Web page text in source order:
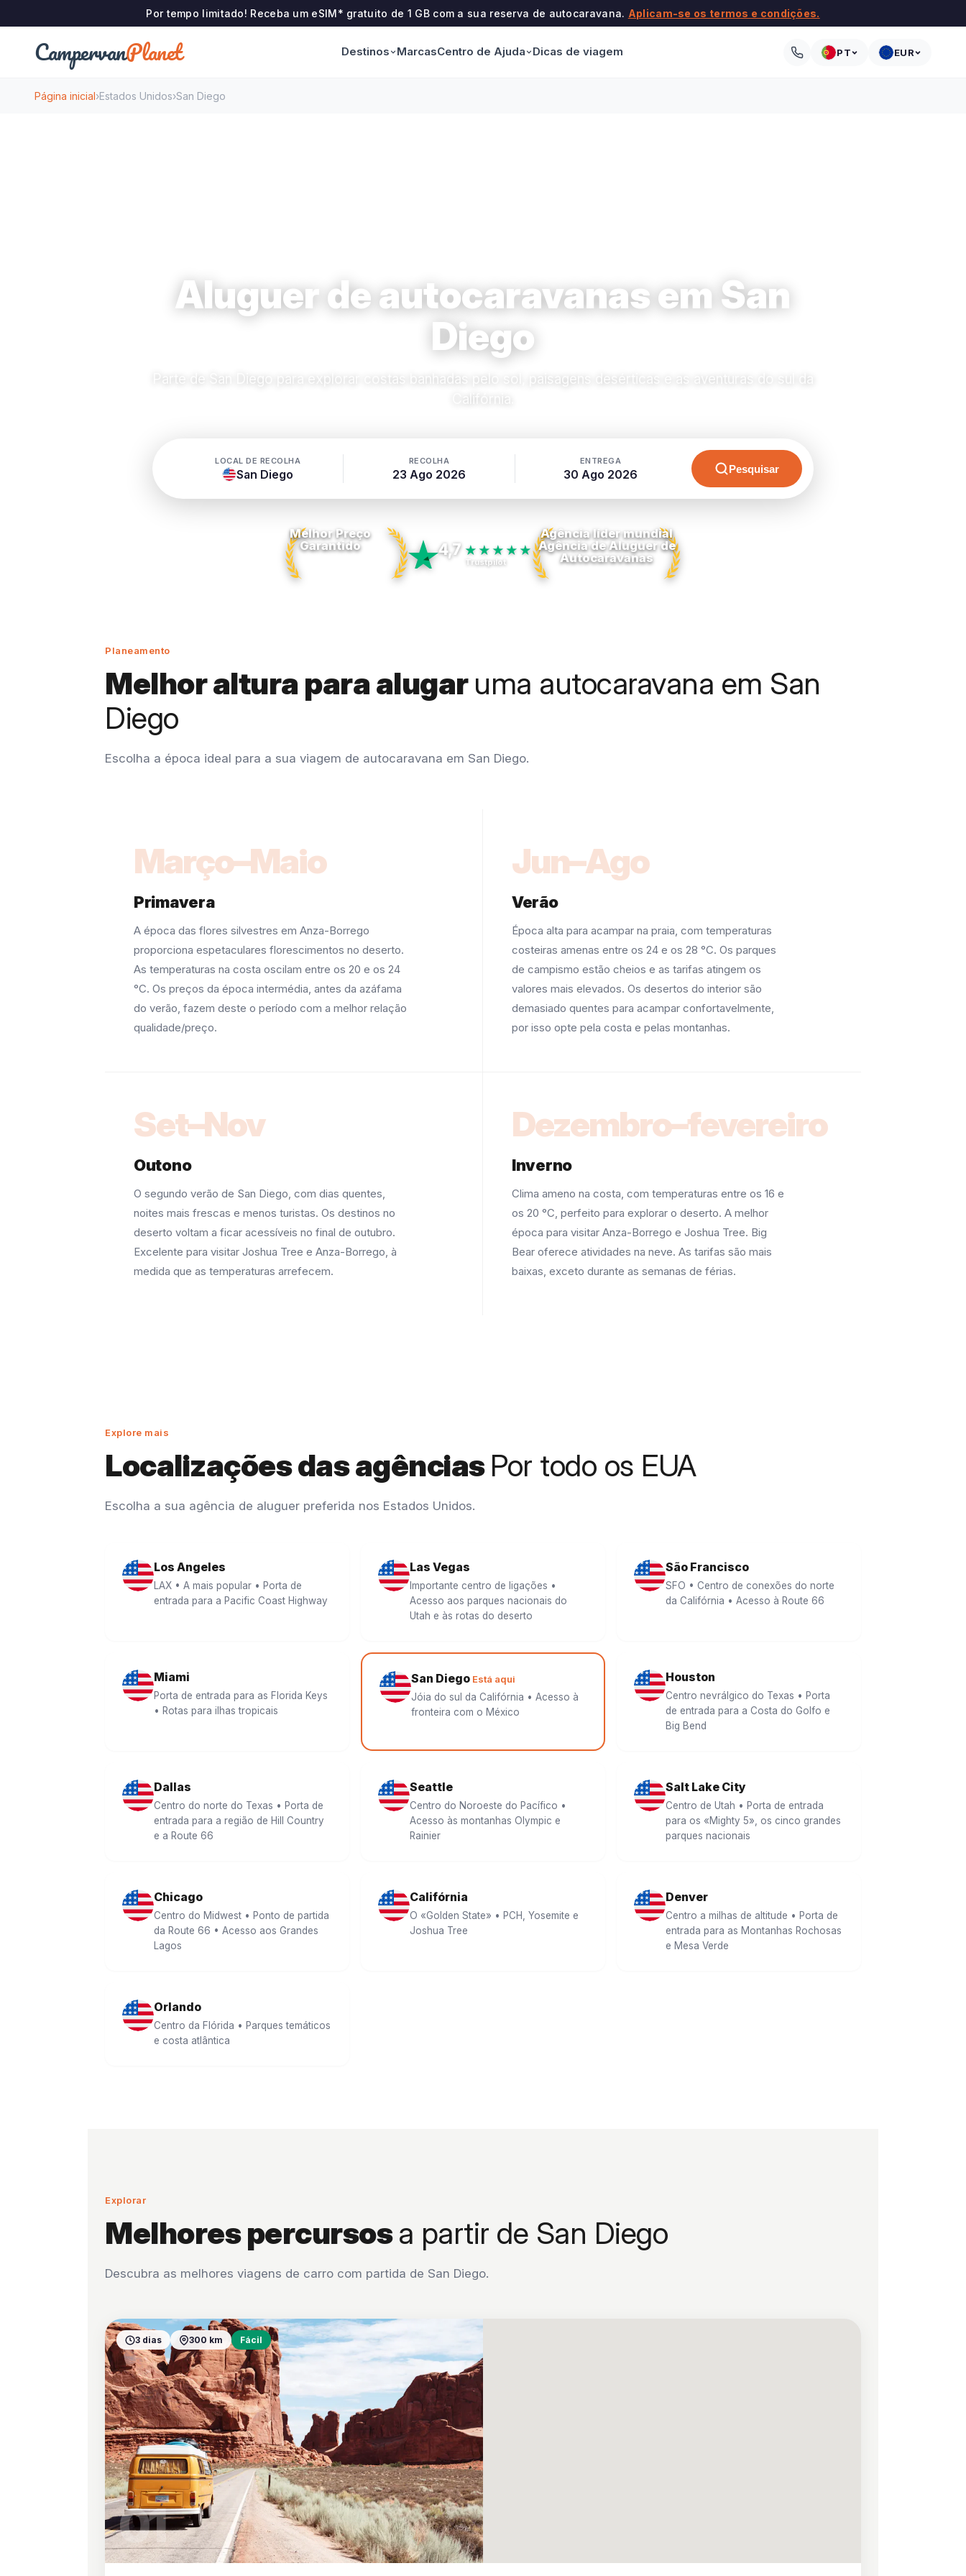
Por tempo limitado! Receba um eSIM* gratuito de 1 GB com a sua reserva de autocaravana. Aplicam-se os termos e condições.
CampervanPlanet Destinos MarcasCentro de Ajuda Dicas de viagem PT EUR
Página inicial›Estados Unidos›San Diego
Aluguer de autocaravanas em San
Diego
Parte de San Diego para explorar costas banhadas pelo sol, paisagens desérticas e as aventuras do sul da
Califórnia.
LOCAL DE RECOLHA
San Diego
RECOLHA
23 Ago 2026
ENTREGA
30 Ago 2026 Pesquisar
Melhor Preço
Garantido
4,7 ★★★★★
Trustpilot
Agência líder mundial
Agência de Aluguer de
Autocaravanas
Planeamento
Melhor altura para alugar uma autocaravana em San
Diego
Escolha a época ideal para a sua viagem de autocaravana em San Diego.
Março–Maio
Primavera
A época das flores silvestres em Anza-Borrego
proporciona espetaculares florescimentos no deserto.
As temperaturas na costa oscilam entre os 20 e os 24
°C. Os preços da época intermédia, antes da azáfama
do verão, fazem deste o período com a melhor relação
qualidade/preço.
Jun–Ago
Verão
Época alta para acampar na praia, com temperaturas
costeiras amenas entre os 24 e os 28 °C. Os parques
de campismo estão cheios e as tarifas atingem os
valores mais elevados. Os desertos do interior são
demasiado quentes para acampar confortavelmente,
por isso opte pela costa e pelas montanhas.
Set–Nov
Outono
O segundo verão de San Diego, com dias quentes,
noites mais frescas e menos turistas. Os destinos no
deserto voltam a ficar acessíveis no final de outubro.
Excelente para visitar Joshua Tree e Anza-Borrego, à
medida que as temperaturas arrefecem.
Dezembro–fevereiro
Inverno
Clima ameno na costa, com temperaturas entre os 16 e
os 20 °C, perfeito para explorar o deserto. A melhor
época para visitar Anza-Borrego e Joshua Tree. Big
Bear oferece atividades na neve. As tarifas são mais
baixas, exceto durante as semanas de férias.
Explore mais
Localizações das agências Por todo os EUA
Escolha a sua agência de aluguer preferida nos Estados Unidos.
Los Angeles
LAX • A mais popular • Porta de
entrada para a Pacific Coast Highway
Las Vegas
Importante centro de ligações •
Acesso aos parques nacionais do
Utah e às rotas do deserto
São Francisco
SFO • Centro de conexões do norte
da Califórnia • Acesso à Route 66
Miami
Porta de entrada para as Florida Keys
• Rotas para ilhas tropicais
San Diego Está aqui
Jóia do sul da Califórnia • Acesso à
fronteira com o México
Houston
Centro nevrálgico do Texas • Porta
de entrada para a Costa do Golfo e
Big Bend
Dallas
Centro do norte do Texas • Porta de
entrada para a região de Hill Country
e a Route 66
Seattle
Centro do Noroeste do Pacífico •
Acesso às montanhas Olympic e
Rainier
Salt Lake City
Centro de Utah • Porta de entrada
para os «Mighty 5», os cinco grandes
parques nacionais
Chicago
Centro do Midwest • Ponto de partida
da Route 66 • Acesso aos Grandes
Lagos
Califórnia
O «Golden State» • PCH, Yosemite e
Joshua Tree
Denver
Centro a milhas de altitude • Porta de
entrada para as Montanhas Rochosas
e Mesa Verde
Orlando
Centro da Flórida • Parques temáticos
e costa atlântica
Explorar
Melhores percursosa partir de San Diego
Descubra as melhores viagens de carro com partida de San Diego.
3 dias 300 km Fácil
01